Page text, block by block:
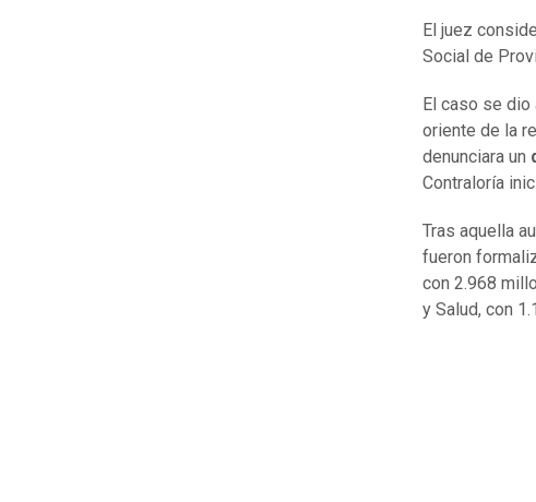
El juez
Social de
El caso se dio
oriente de la
denunciara un
Contraloría
Tras aquella
fueron
con 2.968
y Salud, con